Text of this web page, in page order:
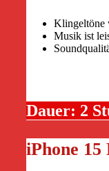
Klingeltöne
Musik ist
Dauer: 2
iPhone 15